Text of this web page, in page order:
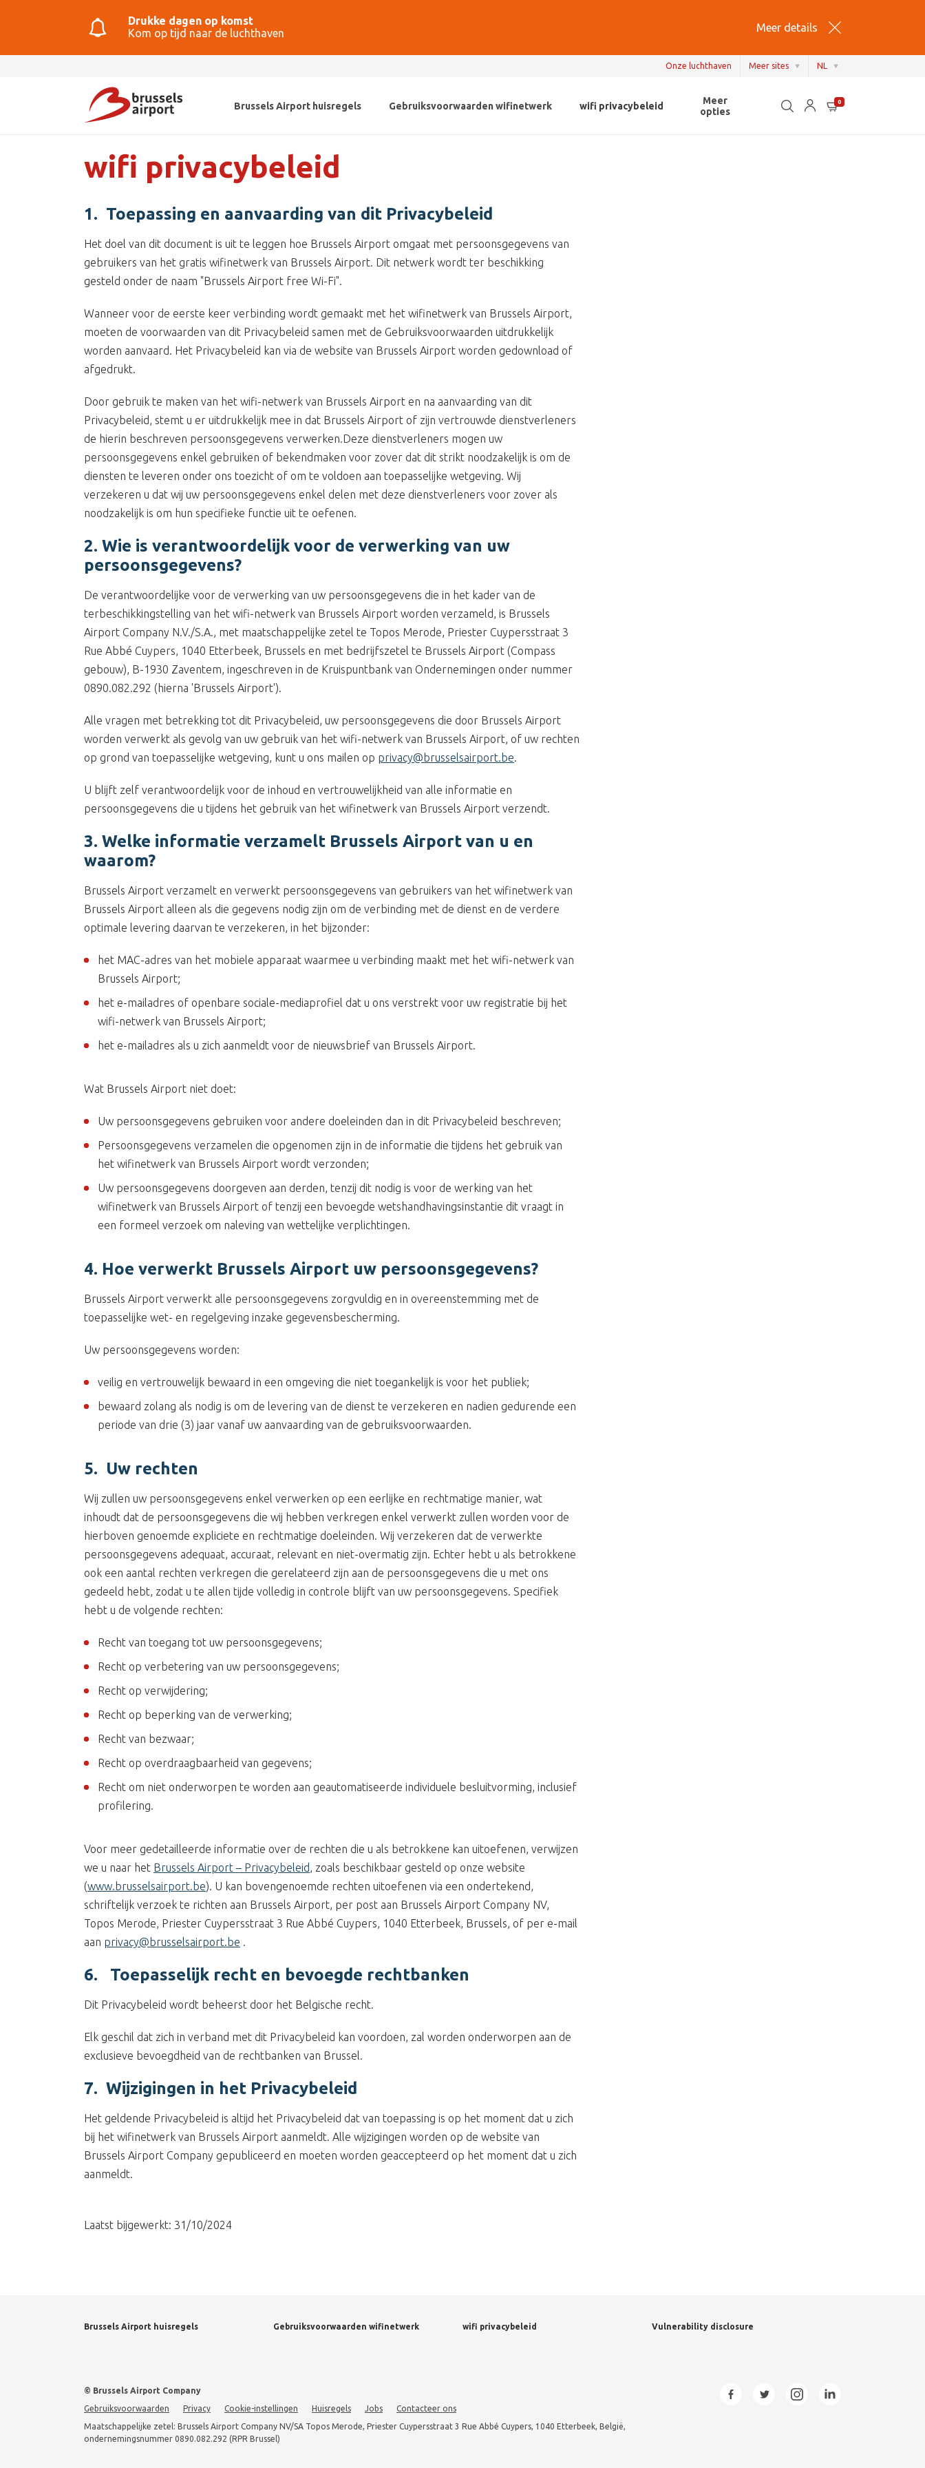
Drukke dagen op komst
Kom op tijd naar de luchthaven
Meer details
Onze luchthaven Meer sites NL
EN
Brussels Airport huisregels Gebruiksvoorwaarden wifinetwerk wifi privacybeleid
Meer
opties
0
wifi privacybeleid
1. Toepassing en aanvaarding van dit Privacybeleid
Het doel van dit document is uit te leggen hoe Brussels Airport omgaat met persoonsgegevens van
gebruikers van het gratis wifinetwerk van Brussels Airport. Dit netwerk wordt ter beschikking
gesteld onder de naam "Brussels Airport free Wi-Fi".
Wanneer voor de eerste keer verbinding wordt gemaakt met het wifinetwerk van Brussels Airport,
moeten de voorwaarden van dit Privacybeleid samen met de Gebruiksvoorwaarden uitdrukkelijk
worden aanvaard. Het Privacybeleid kan via de website van Brussels Airport worden gedownload of
afgedrukt.
Door gebruik te maken van het wifi-netwerk van Brussels Airport en na aanvaarding van dit
Privacybeleid, stemt u er uitdrukkelijk mee in dat Brussels Airport of zijn vertrouwde dienstverleners
de hierin beschreven persoonsgegevens verwerken.Deze dienstverleners mogen uw
persoonsgegevens enkel gebruiken of bekendmaken voor zover dat dit strikt noodzakelijk is om de
diensten te leveren onder ons toezicht of om te voldoen aan toepasselijke wetgeving. Wij
verzekeren u dat wij uw persoonsgegevens enkel delen met deze dienstverleners voor zover als
noodzakelijk is om hun specifieke functie uit te oefenen.
2. Wie is verantwoordelijk voor de verwerking van uw
persoonsgegevens?
De verantwoordelijke voor de verwerking van uw persoonsgegevens die in het kader van de
terbeschikkingstelling van het wifi-netwerk van Brussels Airport worden verzameld, is Brussels
Airport Company N.V./S.A., met maatschappelijke zetel te Topos Merode, Priester Cuypersstraat 3
Rue Abbé Cuypers, 1040 Etterbeek, Brussels en met bedrijfszetel te Brussels Airport (Compass
gebouw), B-1930 Zaventem, ingeschreven in de Kruispuntbank van Ondernemingen onder nummer
0890.082.292 (hierna 'Brussels Airport').
Alle vragen met betrekking tot dit Privacybeleid, uw persoonsgegevens die door Brussels Airport
worden verwerkt als gevolg van uw gebruik van het wifi-netwerk van Brussels Airport, of uw rechten
op grond van toepasselijke wetgeving, kunt u ons mailen op privacy@brusselsairport.be.
U blijft zelf verantwoordelijk voor de inhoud en vertrouwelijkheid van alle informatie en
persoonsgegevens die u tijdens het gebruik van het wifinetwerk van Brussels Airport verzendt.
3. Welke informatie verzamelt Brussels Airport van u en
waarom?
Brussels Airport verzamelt en verwerkt persoonsgegevens van gebruikers van het wifinetwerk van
Brussels Airport alleen als die gegevens nodig zijn om de verbinding met de dienst en de verdere
optimale levering daarvan te verzekeren, in het bijzonder:
het MAC-adres van het mobiele apparaat waarmee u verbinding maakt met het wifi-netwerk van
Brussels Airport;
het e-mailadres of openbare sociale-mediaprofiel dat u ons verstrekt voor uw registratie bij het
wifi-netwerk van Brussels Airport;
het e-mailadres als u zich aanmeldt voor de nieuwsbrief van Brussels Airport.
Wat Brussels Airport niet doet:
Uw persoonsgegevens gebruiken voor andere doeleinden dan in dit Privacybeleid beschreven;
Persoonsgegevens verzamelen die opgenomen zijn in de informatie die tijdens het gebruik van
het wifinetwerk van Brussels Airport wordt verzonden;
Uw persoonsgegevens doorgeven aan derden, tenzij dit nodig is voor de werking van het
wifinetwerk van Brussels Airport of tenzij een bevoegde wetshandhavingsinstantie dit vraagt in
een formeel verzoek om naleving van wettelijke verplichtingen.
4. Hoe verwerkt Brussels Airport uw persoonsgegevens?
Brussels Airport verwerkt alle persoonsgegevens zorgvuldig en in overeenstemming met de
toepasselijke wet- en regelgeving inzake gegevensbescherming.
Uw persoonsgegevens worden:
veilig en vertrouwelijk bewaard in een omgeving die niet toegankelijk is voor het publiek;
bewaard zolang als nodig is om de levering van de dienst te verzekeren en nadien gedurende een
periode van drie (3) jaar vanaf uw aanvaarding van de gebruiksvoorwaarden.
5. Uw rechten
Wij zullen uw persoonsgegevens enkel verwerken op een eerlijke en rechtmatige manier, wat
inhoudt dat de persoonsgegevens die wij hebben verkregen enkel verwerkt zullen worden voor de
hierboven genoemde expliciete en rechtmatige doeleinden. Wij verzekeren dat de verwerkte
persoonsgegevens adequaat, accuraat, relevant en niet-overmatig zijn. Echter hebt u als betrokkene
ook een aantal rechten verkregen die gerelateerd zijn aan de persoonsgegevens die u met ons
gedeeld hebt, zodat u te allen tijde volledig in controle blijft van uw persoonsgegevens. Specifiek
hebt u de volgende rechten:
Recht van toegang tot uw persoonsgegevens;
Recht op verbetering van uw persoonsgegevens;
Recht op verwijdering;
Recht op beperking van de verwerking;
Recht van bezwaar;
Recht op overdraagbaarheid van gegevens;
Recht om niet onderworpen te worden aan geautomatiseerde individuele besluitvorming, inclusief
profilering.
Voor meer gedetailleerde informatie over de rechten die u als betrokkene kan uitoefenen, verwijzen
we u naar het Brussels Airport – Privacybeleid, zoals beschikbaar gesteld op onze website
(www.brusselsairport.be). U kan bovengenoemde rechten uitoefenen via een ondertekend,
schriftelijk verzoek te richten aan Brussels Airport, per post aan Brussels Airport Company NV,
Topos Merode, Priester Cuypersstraat 3 Rue Abbé Cuypers, 1040 Etterbeek, Brussels, of per e-mail
aan privacy@brusselsairport.be .
6. Toepasselijk recht en bevoegde rechtbanken
Dit Privacybeleid wordt beheerst door het Belgische recht.
Elk geschil dat zich in verband met dit Privacybeleid kan voordoen, zal worden onderworpen aan de
exclusieve bevoegdheid van de rechtbanken van Brussel.
7. Wijzigingen in het Privacybeleid
Het geldende Privacybeleid is altijd het Privacybeleid dat van toepassing is op het moment dat u zich
bij het wifinetwerk van Brussels Airport aanmeldt. Alle wijzigingen worden op de website van
Brussels Airport Company gepubliceerd en moeten worden geaccepteerd op het moment dat u zich
aanmeldt.
Laatst bijgewerkt: 31/10/2024
Brussels Airport huisregels Gebruiksvoorwaarden wifinetwerk wifi privacybeleid Vulnerability disclosure
© Brussels Airport Company
Gebruiksvoorwaarden
Privacy Cookie-instellingen Huisregels Jobs
Contacteer ons
Maatschappelijke zetel: Brussels Airport Company NV/SA Topos Merode, Priester Cuypersstraat 3 Rue Abbé Cuypers, 1040 Etterbeek, België,
ondernemingsnummer 0890.082.292 (RPR Brussel)